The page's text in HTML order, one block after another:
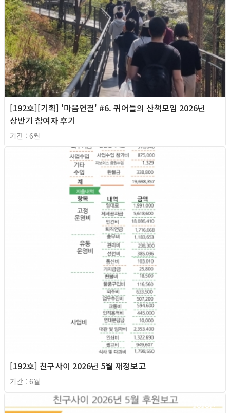
[192호][기획] '마음연결' #6. 퀴어들의 산책모임 2026년
상반기 참여자 후기
기간 : 6월
[192호] 친구사이 2026년 5월 재정보고
기간 : 6월
2026년